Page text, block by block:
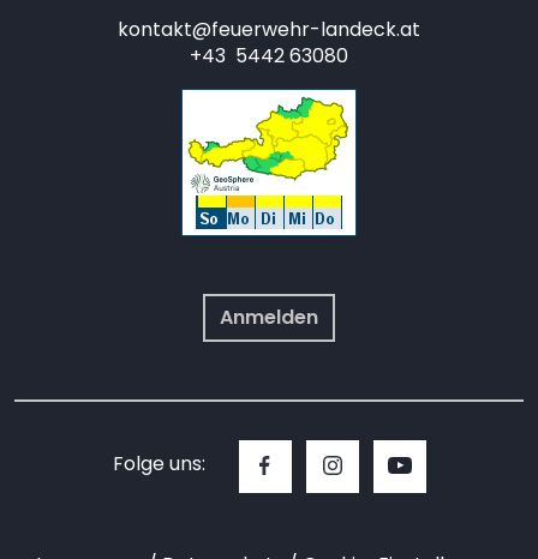
kontakt@feuerwehr-landeck.at
+43 5442 63080
Anmelden
Folge uns: